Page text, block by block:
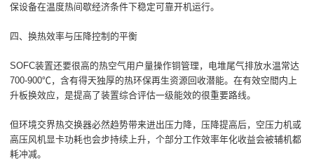
保设备在温度热间歇经济条件下稳定可靠开机运行。
四、换热效率与压降控制的平衡
SOFC装置还要很高的热空气用户量操作铜管理，电堆尾气排放水温常达
700-900℃，含有得天独厚的热环保再生资源回收潜能。在有效空間内上
升板换效应，是提高了装置综合评估一级能效的很重要路线。
但环境交界热交换器必然趋势带来进出压力降，压降提高后，空压力机或
高压风机显卡功耗也会步持续上升，个部分工作效率年化收益会被辅机都
耗冲减。